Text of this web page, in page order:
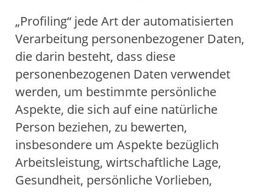
„Profiling“ jede Art der automatisierten
Verarbeitung personenbezogener Daten,
die darin besteht, dass diese
personenbezogenen Daten verwendet
werden, um bestimmte persönliche
Aspekte, die sich auf eine natürliche
Person beziehen, zu bewerten,
insbesondere um Aspekte bezüglich
Arbeitsleistung, wirtschaftliche Lage,
Gesundheit, persönliche Vorlieben,